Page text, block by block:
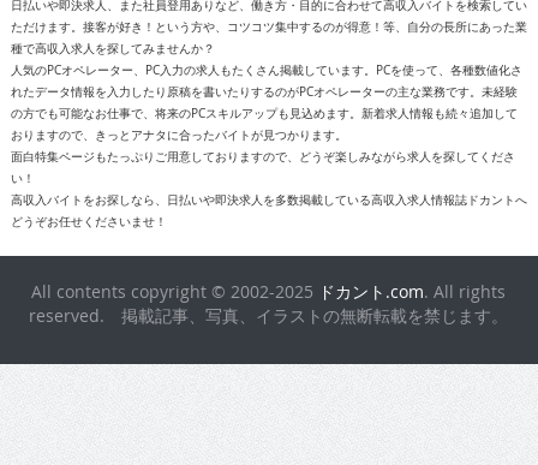
人気のPCオペレーター、PC入力の求人もたくさん掲載しています。PCを使って、各種数値化さ
れたデータ情報を入力したり原稿を書いたりするのがPCオペレーターの主な業務です。未経験
の方でも可能なお仕事で、将来のPCスキルアップも見込めます。新着求人情報も続々追加して
おりますので、きっとアナタに合ったバイトが見つかります。
面白特集ページもたっぷりご用意しておりますので、どうぞ楽しみながら求人を探してくださ
い！
高収入バイトをお探しなら、日払いや即決求人を多数掲載している高収入求人情報誌ドカントへ
どうぞお任せくださいませ！
All contents copyright © 2002-2025
reserved. 掲載記事、写真、イラストの無断転載を禁じます。